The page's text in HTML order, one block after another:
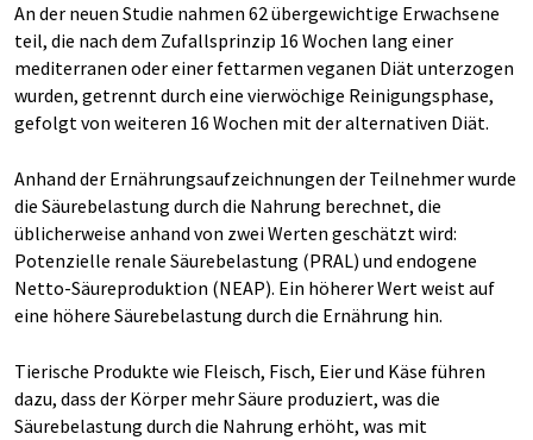
An der neuen Studie nahmen 62 übergewichtige Erwachsene
teil, die nach dem Zufallsprinzip 16 Wochen lang einer
mediterranen oder einer fettarmen veganen Diät unterzogen
wurden, getrennt durch eine vierwöchige Reinigungsphase,
gefolgt von weiteren 16 Wochen mit der alternativen Diät.
Anhand der Ernährungsaufzeichnungen der Teilnehmer wurde
die Säurebelastung durch die Nahrung berechnet, die
üblicherweise anhand von zwei Werten geschätzt wird:
Potenzielle renale Säurebelastung (PRAL) und endogene
Netto-Säureproduktion (NEAP). Ein höherer Wert weist auf
eine höhere Säurebelastung durch die Ernährung hin.
Tierische Produkte wie Fleisch, Fisch, Eier und Käse führen
dazu, dass der Körper mehr Säure produziert, was die
Säurebelastung durch die Nahrung erhöht, was mit